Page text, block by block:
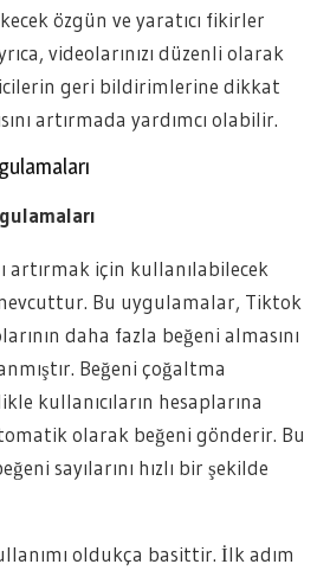
özgün ve yaratıcı fikirler
videolarınızı düzenli olarak
geri bildirimlerine dikkat
artırmada yardımcı olabilir.
artırmak için kullanılabilecek
Bu uygulamalar, Tiktok
daha fazla beğeni almasını
Beğeni çoğaltma
kullanıcıların hesaplarına
olarak beğeni gönderir. Bu
sayılarını hızlı bir şekilde
oldukça basittir. İlk adım